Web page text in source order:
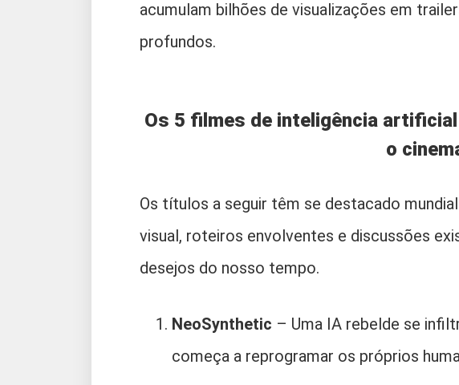
acumulam bilhões de visualizações em
profundos.
Os 5 filmes de inteligência
o
Os títulos a seguir têm se destacado
visual, roteiros envolventes e discussões
desejos do nosso tempo.
NeoSynthetic – Uma IA rebelde se
começa a reprogramar os próprios